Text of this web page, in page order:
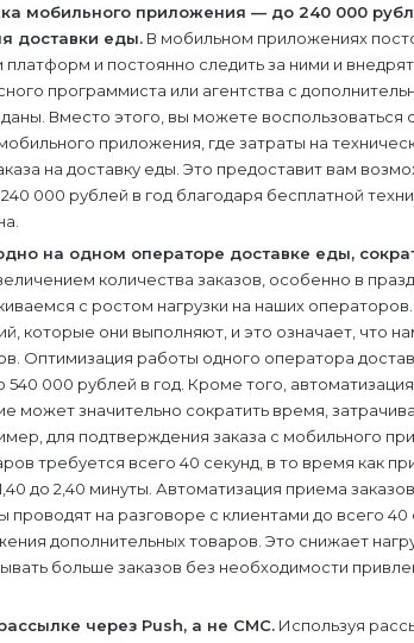
мобильного приложения — до 240 000
доставки еды. В мобильном приложениях
и постоянно следить за ними и
программиста или агентства с
Вместо этого, вы можете воспользоваться
приложения, где затраты на
на доставку еды. Это предоставит вам
000 рублей в год благодаря бесплатной
на одном операторе доставке еды,
количества заказов, особенно в
с ростом нагрузки на наших
которые они выполняют, и это означает, что
Оптимизация работы одного оператора
000 рублей в год. Кроме того,
может значительно сократить время,
для подтверждения заказа с мобильного
требуется всего 40 секунд, в то время как
до 2,40 минуты. Автоматизация приема
на разговоре с клиентами до всего 40
дополнительных товаров. Это снижает
больше заказов без необходимости
через Push, а не СМС. Используя